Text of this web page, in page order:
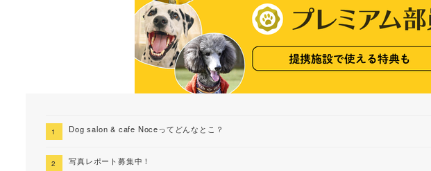
Dog salon & cafe Noceってどんなとこ？
写真レポート募集中！